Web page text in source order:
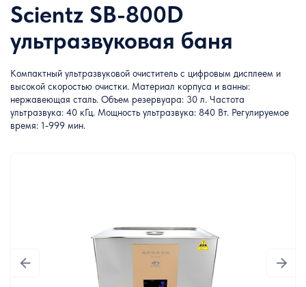
Scientz SB-800D
ультразвуковая баня
Компактный ультразвуковой очиститель с цифровым дисплеем и
высокой скоростью очистки. Материал корпуса и ванны:
нержавеющая сталь. Объем резервуара: 30 л. Частота
ультразвука: 40 кГц. Мощность ультразвука: 840 Вт. Регулируемое
время: 1-999 мин.